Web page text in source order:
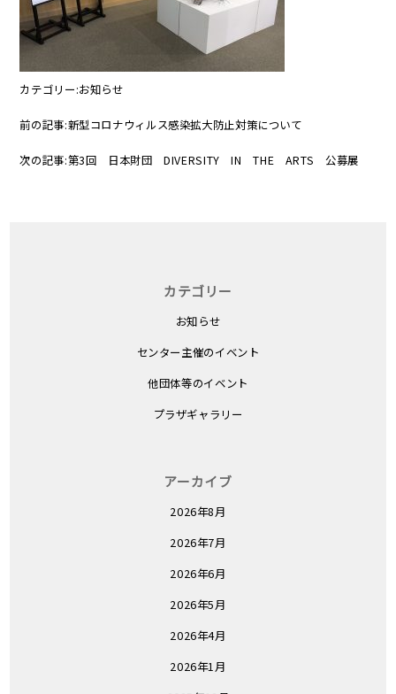
カテゴリー:お知らせ
前の記事:新型コロナウィルス感染拡大防止対策について
次の記事:第3回 日本財団 DIVERSITY IN THE ARTS 公募展
カテゴリー
お知らせ
センター主催のイベント
他団体等のイベント
プラザギャラリー
アーカイブ
2026年8月
2026年7月
2026年6月
2026年5月
2026年4月
2026年1月